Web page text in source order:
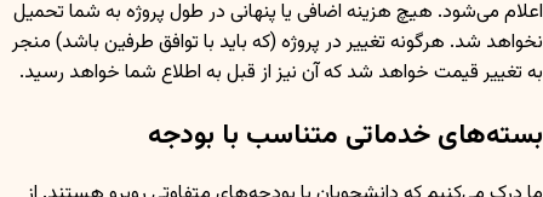
اعلام می‌شود. هیچ هزینه اضافی یا پنهانی در طول پروژه به شما تحمیل
نخواهد شد. هرگونه تغییر در پروژه (که باید با توافق طرفین باشد) منجر
به تغییر قیمت خواهد شد که آن نیز از قبل به اطلاع شما خواهد رسید.
بسته‌های خدماتی متناسب با بودجه